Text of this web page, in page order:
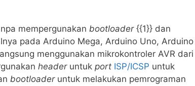
mempergunakan bootloader{{1}} dan
pada Arduino Mega, Arduino Uno, Arduino
menggunakan mikrokontroler AVR dari
headeruntuk port ISP/ICSP untuk
bootloaderuntuk melakukan pemrograman